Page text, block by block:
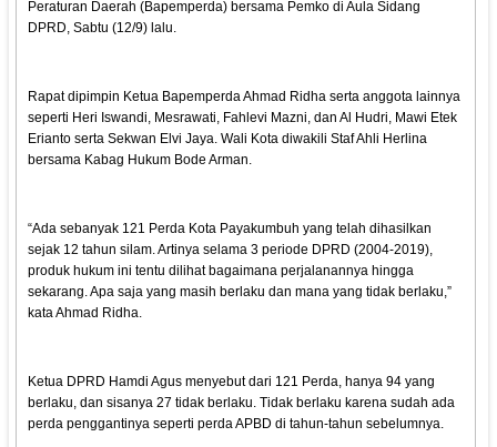
Peraturan Daerah (Bapemperda) bersama Pemko di Aula Sidang
DPRD, Sabtu (12/9) lalu.
Rapat dipimpin Ketua Bapemperda Ahmad Ridha serta anggota lainnya
seperti Heri Iswandi, Mesrawati, Fahlevi Mazni, dan Al Hudri, Mawi Etek
Erianto serta Sekwan Elvi Jaya. Wali Kota diwakili Staf Ahli Herlina
bersama Kabag Hukum Bode Arman.
“Ada sebanyak 121 Perda Kota Payakumbuh yang telah dihasilkan
sejak 12 tahun silam. Artinya selama 3 periode DPRD (2004-2019),
produk hukum ini tentu dilihat bagaimana perjalanannya hingga
sekarang. Apa saja yang masih berlaku dan mana yang tidak berlaku,”
kata Ahmad Ridha.
Ketua DPRD Hamdi Agus menyebut dari 121 Perda, hanya 94 yang
berlaku, dan sisanya 27 tidak berlaku. Tidak berlaku karena sudah ada
perda penggantinya seperti perda APBD di tahun-tahun sebelumnya.